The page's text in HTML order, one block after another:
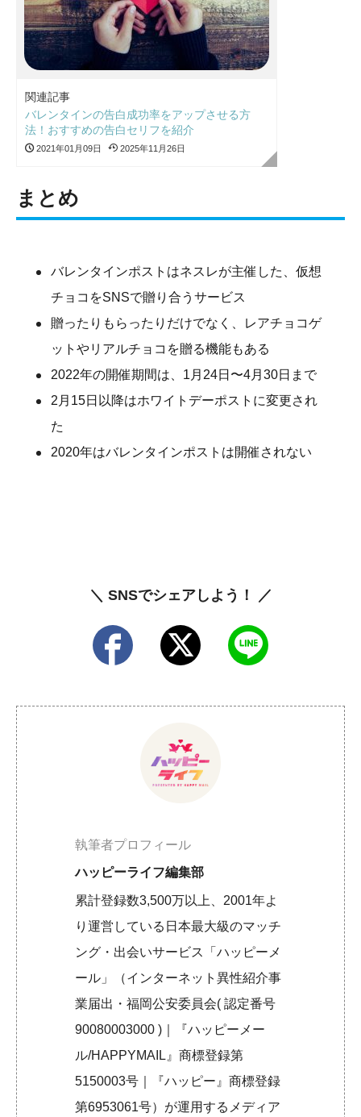
関連記事
バレンタインの告白成功率をアップさせる方
法！おすすめの告白セリフを紹介
2021年01月09日 2025年11月26日
まとめ
バレンタインポストはネスレが主催した、仮想
チョコをSNSで贈り合うサービス
贈ったりもらったりだけでなく、レアチョコゲ
ットやリアルチョコを贈る機能もある
2022年の開催期間は、1月24日〜4月30日まで
2月15日以降はホワイトデーポストに変更され
た
2020年はバレンタインポストは開催されない
＼ SNSでシェアしよう！ ／
執筆者プロフィール
ハッピーライフ編集部
累計登録数3,500万以上、2001年よ
り運営している日本最大級のマッチ
ング・出会いサービス「ハッピーメ
ール」（インターネット異性紹介事
業届出・福岡公安委員会( 認定番号
90080003000 )｜『ハッピーメー
ル/HAPPYMAIL』商標登録第
5150003号｜『ハッピー』商標登録
第6953061号）が運用するメディア